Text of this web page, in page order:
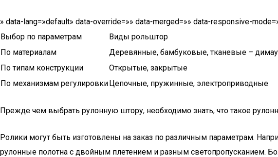
» data-lang=»default» data-override=»» data-merged=»» data-responsive-
Выбор по параметрам
Виды рольштор
По материалам
Деревянные, бамбуковые, тканевые –
По типам конструкции
Открытые, закрытые
По механизмам регулировкиЦепочные, пружинные, электроприводные
Прежде чем выбрать рулонную штору, необходимо знать, что такое
Ролики могут быть изготовлены на заказ по различным параметрам.
рулонные полотна с двойным плетением и разным светопропусканием.